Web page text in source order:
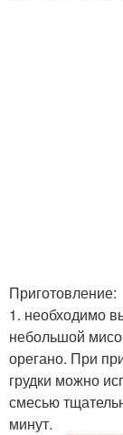
Приготовление:
1. необходимо
небольшой
орегано. При
грудки можно
смесью
минут.